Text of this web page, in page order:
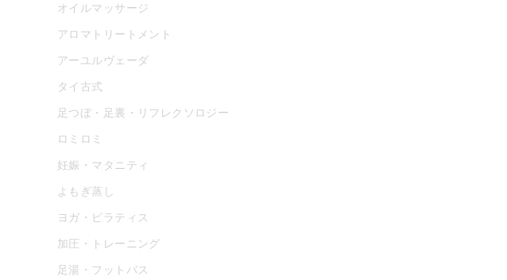
オイルマッサージ
アロマトリートメント
アーユルヴェーダ
タイ古式
足つぼ・足裏・リフレクソロジー
ロミロミ
妊娠・マタニティ
よもぎ蒸し
ヨガ・ピラティス
加圧・トレーニング
足湯・フットバス